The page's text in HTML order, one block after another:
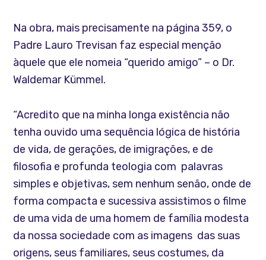
Na obra, mais precisamente na página 359, o
Padre Lauro Trevisan faz especial menção
àquele que ele nomeia “querido amigo” – o Dr.
Waldemar Kümmel.
“Acredito que na minha longa existência não
tenha ouvido uma sequência lógica de história
de vida, de gerações, de imigrações, e de
filosofia e profunda teologia com palavras
simples e objetivas, sem nenhum senão, onde de
forma compacta e sucessiva assistimos o filme
de uma vida de uma homem de família modesta
da nossa sociedade com as imagens das suas
origens, seus familiares, seus costumes, da